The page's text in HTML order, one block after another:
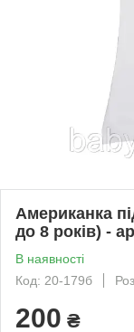
Американка
до 8 років) -
В наявності
Код: 20-179б
200 ₴